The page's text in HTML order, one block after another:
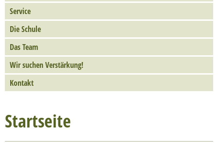
Service
Die Schule
Das Team
Wir suchen Verstärkung!
Kontakt
Startseite